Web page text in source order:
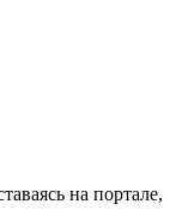
на портале,